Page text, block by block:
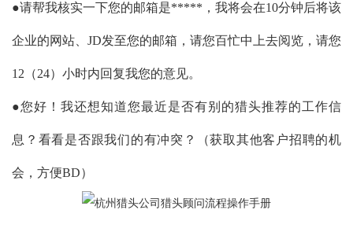
●请帮我核实一下您的邮箱是*****，我将会在10分钟后将该
企业的网站、JD发至您的邮箱，请您百忙中上去阅览，请您
12（24）小时内回复我您的意见。
●您好！我还想知道您最近是否有别的猎头推荐的工作信
息？看看是否跟我们的有冲突？（获取其他客户招聘的机
会，方便BD）